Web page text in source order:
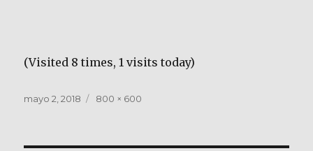
(Visited 8 times, 1 visits today)
Publicado
mayo 2, 2018
Tamaño
800 × 600